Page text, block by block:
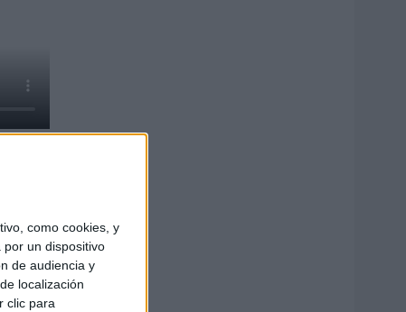
como cookies, y
un dispositivo
de audiencia y
localización
clic para